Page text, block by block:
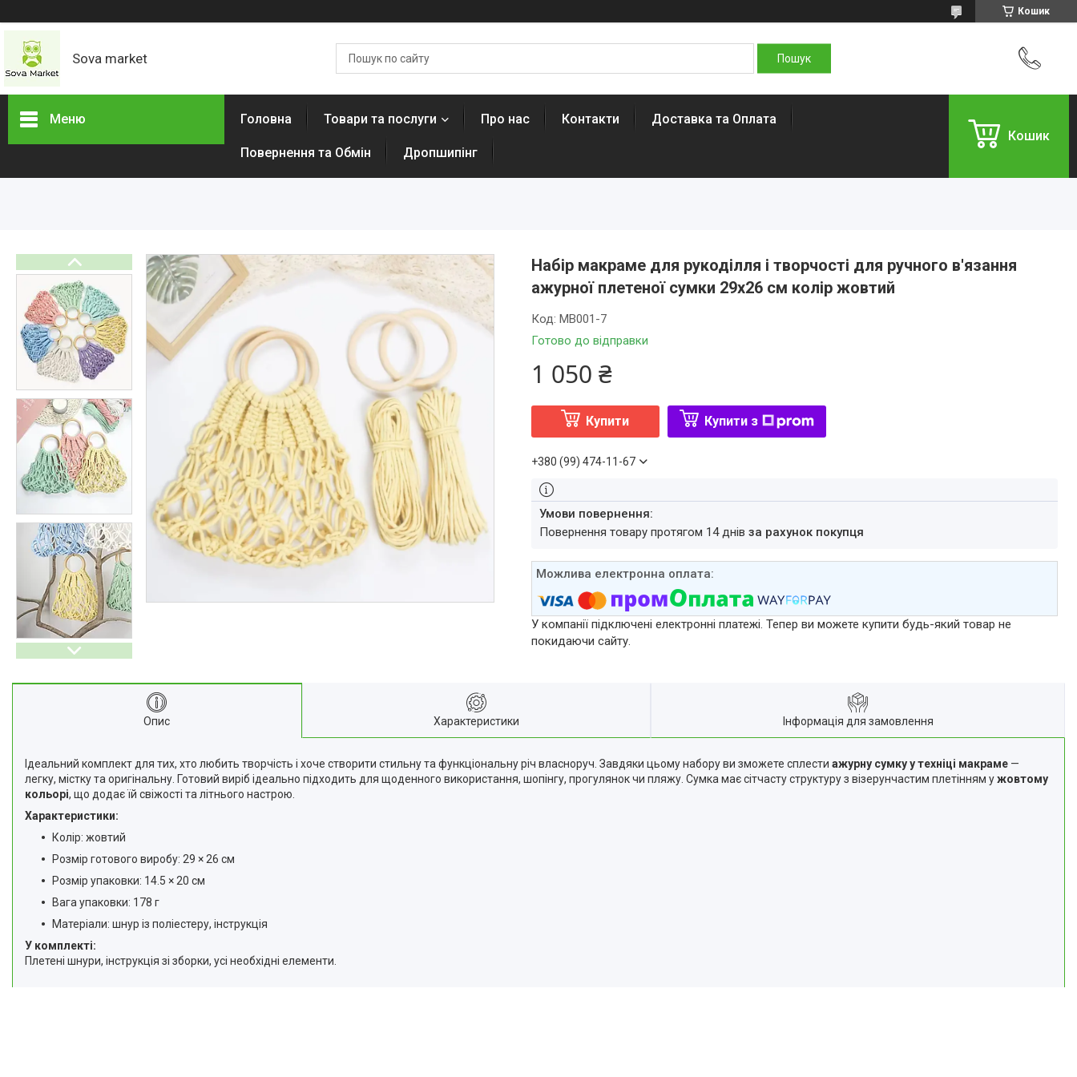
Кошик
Sova market
Меню
Підвіски
Дитячі товари
Товари для дому
Тактичний одяг
Ліхтарі
Генератори
Ортопедичні товари
Бусини та фурнітура
Сумки та аксесуари
Товари для дому з дерева
Спортивний інвентар та
Товари для свят
Автомобільні аксесуари
Дерев'яні рейці
Футляри і органайзери для
ювелірних виробів
Ліхтарі
Товари для дому
Доставка та оплата
Повернення та Обмін
Головна Товари та послуги Про нас Контакти Доставка та Оплата
Повернення та Обмін Дропшипінг
Кошик
Набір макраме для рукоділля і творчості для ручного в'язання
ажурної плетеної сумки 29х26 см колір жовтий
Готово до відправки
Код: MB001-7
1 050 ₴
Купити Купити з
+380 (99) 474-11-67
повернення товару протягом 14 днів за рахунок покупця
У компанії підключені електронні платежі. Тепер ви можете купити будь-який товар не
покидаючи сайту.
Опис Характеристики Інформація для замовлення
Ідеальний комплект для тих, хто любить творчість і хоче створити стильну та функціональну річ власноруч. Завдяки цьому набору ви зможете сплести ажурну сумку у техніці макраме —
легку, містку та оригінальну. Готовий виріб ідеально підходить для щоденного використання, шопінгу, прогулянок чи пляжу. Сумка має сітчасту структуру з візерунчастим плетінням ужовтому
кольорі, що додає їй свіжості та літнього настрою.
Характеристики:
Колір: жовтий
Розмір готового виробу: 29 × 26 см
Розмір упаковки: 14.5 × 20 см
Вага упаковки: 178 г
Матеріали: шнур із поліестеру, інструкція
У комплекті:
Плетені шнури, інструкція зі зборки, усі необхідні елементи.